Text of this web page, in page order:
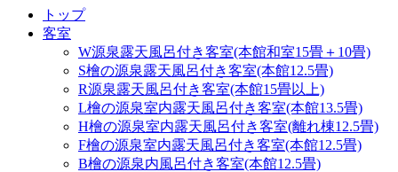
トップ
客室
W源泉露天風呂付き客室(本館和室15畳＋10畳)
S檜の源泉露天風呂付き客室(本館12.5畳)
R源泉露天風呂付き客室(本館15畳以上)
L檜の源泉室内露天風呂付き客室(本館13.5畳)
H檜の源泉室内露天風呂付き客室(離れ棟12.5畳)
F檜の源泉室内露天風呂付き客室(本館12.5畳)
B檜の源泉内風呂付き客室(本館12.5畳)